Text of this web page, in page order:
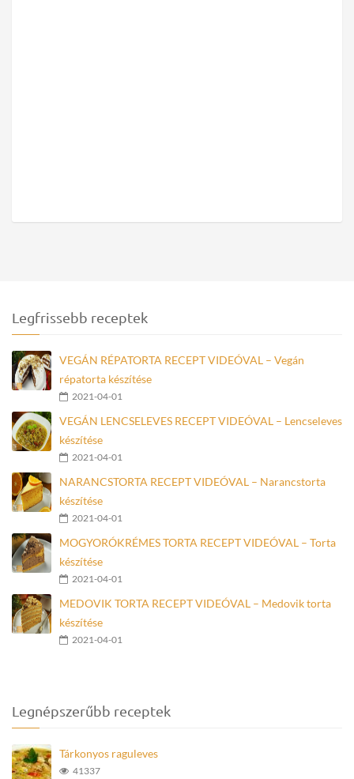
Legfrissebb receptek
VEGÁN RÉPATORTA RECEPT VIDEÓVAL – Vegán
répatorta készítése
2021-04-01
VEGÁN LENCSELEVES RECEPT VIDEÓVAL – Lencseleves
készítése
2021-04-01
NARANCSTORTA RECEPT VIDEÓVAL – Narancstorta
készítése
2021-04-01
MOGYORÓKRÉMES TORTA RECEPT VIDEÓVAL – Torta
készítése
2021-04-01
MEDOVIK TORTA RECEPT VIDEÓVAL – Medovik torta
készítése
2021-04-01
Legnépszerűbb receptek
Tárkonyos raguleves
41337